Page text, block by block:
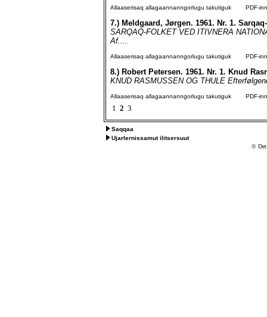
Allaaserisaq allagaannanngorlugu takutiguk PDF-
7.) Meldgaard, Jørgen. 1961. Nr. 1.
SARQAQ-FOLKET VED ITIVNERA
Af....
Allaaserisaq allagaannanngorlugu takutiguk PDF-
8.) Robert Petersen. 1961. Nr. 1. Knud
KNUD RASMUSSEN OG THULE
Allaaserisaq allagaannanngorlugu takutiguk PDF-
1 2 3
Saqqaa
Ujarlernissamut ilitsersuut
© Det